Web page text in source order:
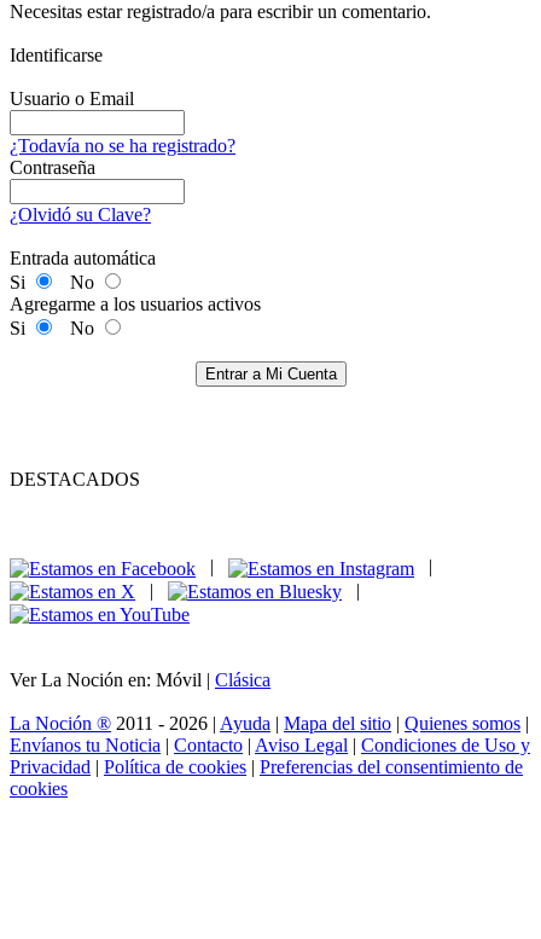
Necesitas estar registrado/a para escribir un comentario.
Identificarse
Usuario o Email
¿Todavía no se ha registrado?
Contraseña
¿Olvidó su Clave?
Entrada automática
Si
No
Agregarme a los usuarios activos
Si
No
Entrar a Mi Cuenta
DESTACADOS
|
|
Ver La Noción en: Móvil | Clásica
La Noción ® 2011 - 2026 | Ayuda | Mapa del sitio | Quienes somos |
Envíanos tu Noticia | Contacto | Aviso Legal | Condiciones de Uso y
Privacidad | Política de cookies | Preferencias del consentimiento de
cookies